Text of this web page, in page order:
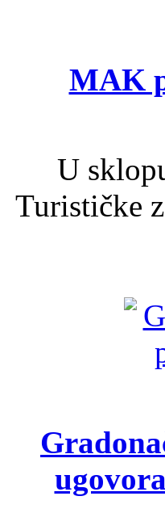
MAK
U
Turističke